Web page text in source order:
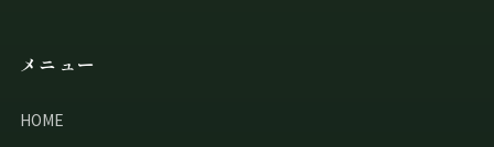
メニュー
HOME